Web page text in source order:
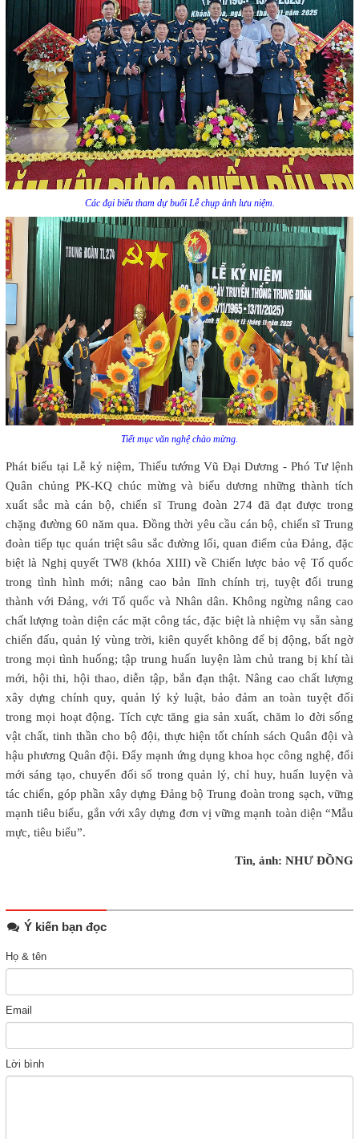
Các đại biểu tham dự buổi Lễ chụp ảnh lưu niệm.
Tiết mục văn nghệ chào mừng.
Phát biểu tại Lễ kỷ niệm, Thiếu tướng Vũ Đại Dương - Phó Tư lệnh
Quân chủng PK-KQ chúc mừng và biểu dương những thành tích
xuất sắc mà cán bộ, chiến sĩ Trung đoàn 274 đã đạt được trong
chặng đường 60 năm qua. Đồng thời yêu cầu cán bộ, chiến sĩ Trung
đoàn tiếp tục quán triệt sâu sắc đường lối, quan điểm của Đảng, đặc
biệt là Nghị quyết TW8 (khóa XIII) về Chiến lược bảo vệ Tổ quốc
trong tình hình mới; nâng cao bản lĩnh chính trị, tuyệt đối trung
thành với Đảng, với Tổ quốc và Nhân dân. Không ngừng nâng cao
chất lượng toàn diện các mặt công tác, đặc biệt là nhiệm vụ sẵn sàng
chiến đấu, quản lý vùng trời, kiên quyết không để bị động, bất ngờ
trong mọi tình huống; tập trung huấn luyện làm chủ trang bị khí tài
mới, hội thi, hội thao, diễn tập, bắn đạn thật. Nâng cao chất lượng
xây dựng chính quy, quản lý kỷ luật, bảo đảm an toàn tuyệt đối
trong mọi hoạt động. Tích cực tăng gia sản xuất, chăm lo đời sống
vật chất, tinh thần cho bộ đội, thực hiện tốt chính sách Quân đội và
hậu phương Quân đội. Đẩy mạnh ứng dụng khoa học công nghệ, đổi
mới sáng tạo, chuyển đối số trong quản lý, chỉ huy, huấn luyện và
tác chiến, góp phần xây dựng Đảng bộ Trung đoàn trong sạch, vững
mạnh tiêu biểu, gắn với xây dựng đơn vị vững mạnh toàn diện “Mẫu
mực, tiêu biểu”.
Tin, ảnh: NHƯ ĐỒNG
Ý kiến bạn đọc
Họ & tên
Email
Lời bình